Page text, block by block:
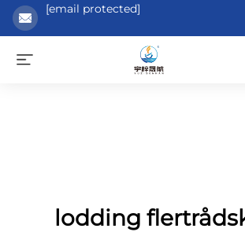
[email protected]
lodding